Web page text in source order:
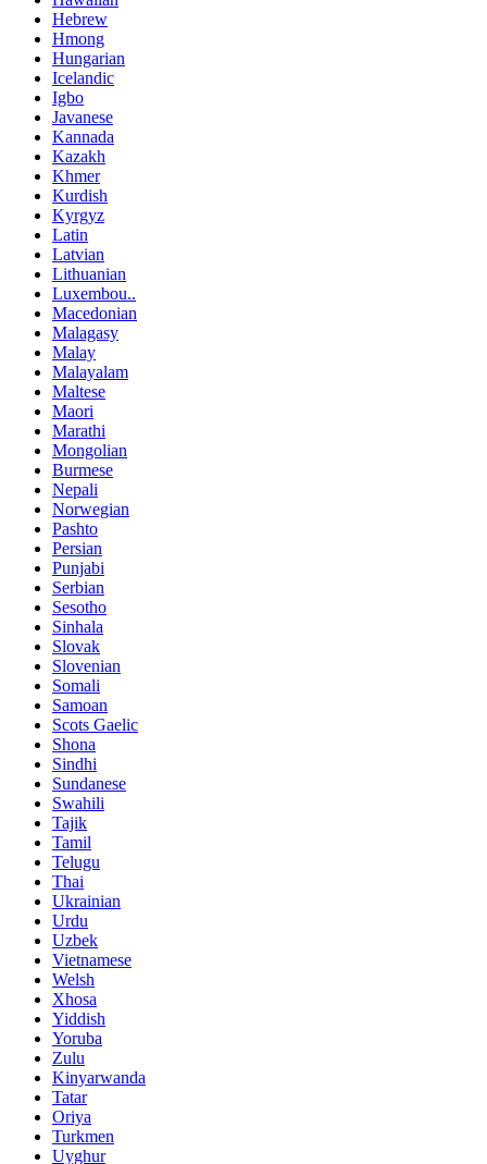
Hebrew
Hmong
Hungarian
Icelandic
Igbo
Javanese
Kannada
Kazakh
Khmer
Kurdish
Kyrgyz
Latin
Latvian
Lithuanian
Luxembou..
Macedonian
Malagasy
Malay
Malayalam
Maltese
Maori
Marathi
Mongolian
Burmese
Nepali
Norwegian
Pashto
Persian
Punjabi
Serbian
Sesotho
Sinhala
Slovak
Slovenian
Somali
Samoan
Scots Gaelic
Shona
Sindhi
Sundanese
Swahili
Tajik
Tamil
Telugu
Thai
Ukrainian
Urdu
Uzbek
Vietnamese
Welsh
Xhosa
Yiddish
Yoruba
Zulu
Kinyarwanda
Tatar
Oriya
Turkmen
Uyghur